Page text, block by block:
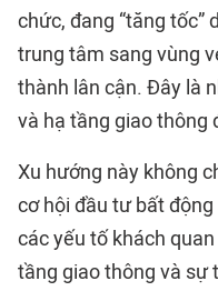
chức, đang “tăng
trung tâm sang vùng
thành lân cận. Đây là
và hạ tầng giao thông
Xu hướng này không
cơ hội đầu tư bất
các yếu tố khách
tầng giao thông và sự